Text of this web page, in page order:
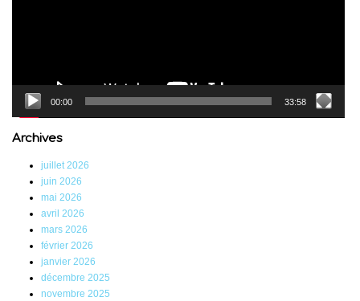
00:00 33:58
Archives
juillet 2026
juin 2026
mai 2026
avril 2026
mars 2026
février 2026
janvier 2026
décembre 2025
novembre 2025